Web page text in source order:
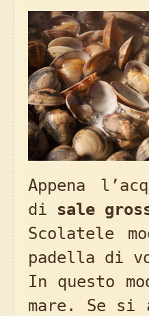
Appena
di sale
Scolatele
padella di
In questo
mare. Se si